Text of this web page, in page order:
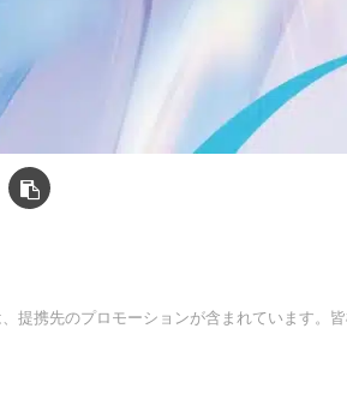
提携先のプロモーションが含まれています。